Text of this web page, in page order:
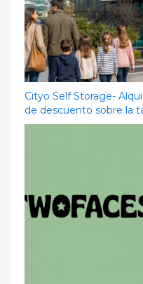
Cityo Self Storage-
de descuento sobre la